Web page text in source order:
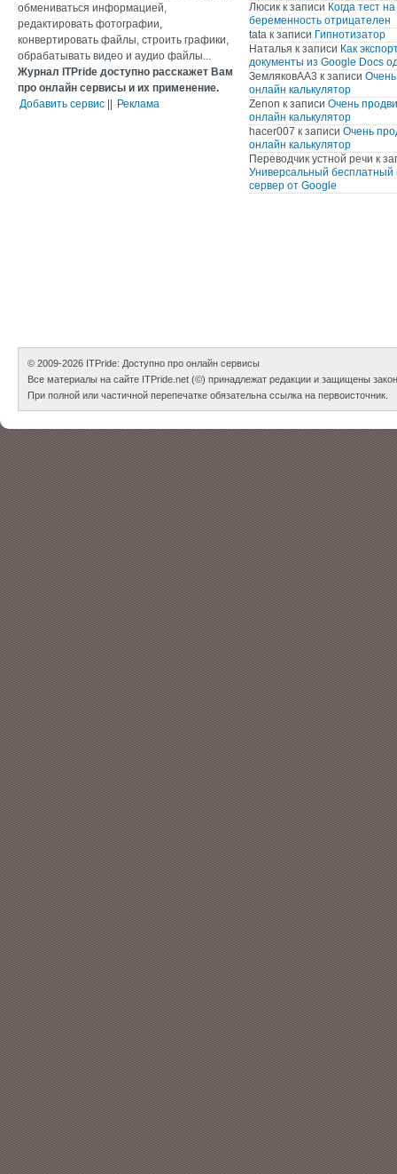
обмениваться информацией,
редактировать фотографии,
конвертировать файлы, строить графики,
обрабатывать видео и аудио файлы...
Журнал ITPride доступно расскажет Вам
про онлайн сервисы и их применение.
Добавить сервис
Реклама
Люсик к записи Когда тест на
беременность отрицателен
tata к записи Гипнотизатор
Наталья к записи Как
документы из Google Docs
ЗемляковАА3 к записи
онлайн калькулятор
Zenon к записи Очень
онлайн калькулятор
hacer007 к записи Очень
онлайн калькулятор
Переводчик устной речи к
Универсальный бесплатный
сервер от Google
© 2009-2026 ITPride: Доступно про онлайн сервисы
Все материалы на сайте ITPride.net (©) принадлежат редакции и защищены
При полной или частичной перепечатке обязательна ссылка на первоисточник.